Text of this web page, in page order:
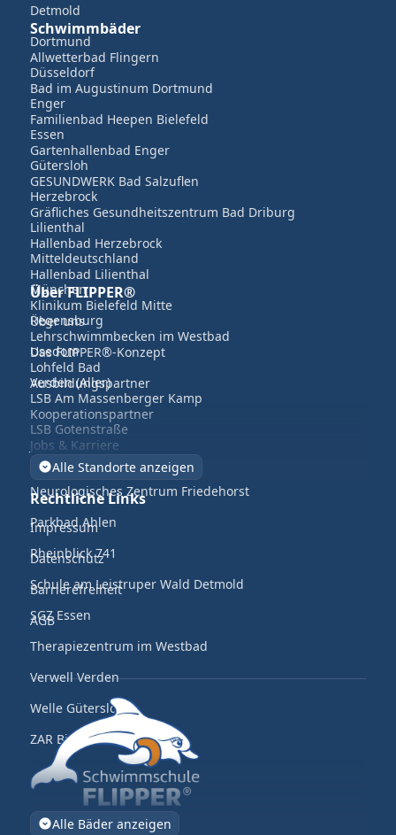
Detmold
Dortmund
Düsseldorf
Enger
Essen
Gütersloh
Herzebrock
Lilienthal
Mitteldeutschland
München
Regensburg
Usedom
Verden (Aller)
Alle Standorte anzeigen
Schwimmbäder
Allwetterbad Flingern
Bad im Augustinum Dortmund
Familienbad Heepen Bielefeld
Gartenhallenbad Enger
GESUNDWERK Bad Salzuflen
Gräfliches Gesundheitszentrum Bad Driburg
Hallenbad Herzebrock
Hallenbad Lilienthal
Klinikum Bielefeld Mitte
Lehrschwimmbecken im Westbad
Lohfeld Bad
LSB Am Massenberger Kamp
LSB Gotenstraße
LWL Klinikum Gütersloh
Neurologisches Zentrum Friedehorst
Parkbad Ahlen
Rheinblick 741
Schule am Leistruper Wald Detmold
SGZ Essen
Therapiezentrum im Westbad
Verwell Verden
Welle Gütersloh
ZAR Bielefeld
Alle Bäder anzeigen
Über FLIPPER®
Über uns
Das FLIPPER®-Konzept
Ausbildungspartner
Kooperationspartner
Jobs & Karriere
Rechtliche Links
Impressum
Datenschutz
Barrierefreiheit
AGB